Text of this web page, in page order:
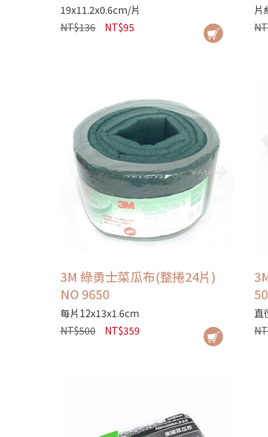
19x11.2x0.6cm/片
NT$136
NT$95
片
3M 綠勇士菜瓜布(整捲24片)
NO 9650
每片12x13x1.6cm
NT$500
NT$359
直